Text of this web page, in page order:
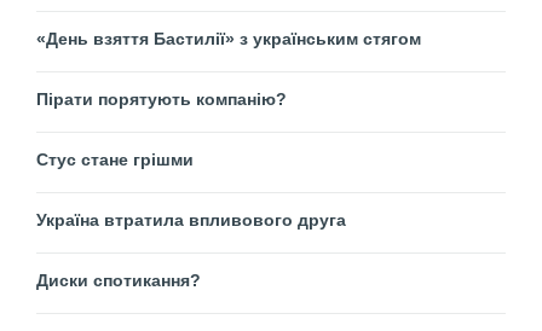
«День взяття Бастилії» з українським стягом
Пірати порятують компанію?
Стус стане грішми
Україна втратила впливового друга
Диски спотикання?